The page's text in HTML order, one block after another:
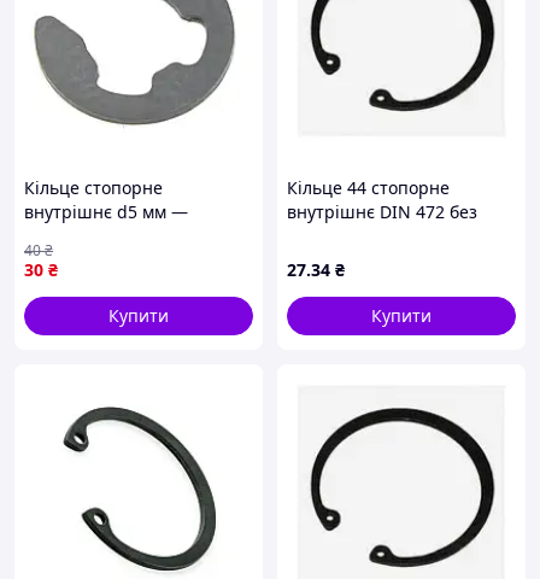
Кільце стопорне
внутрішнє d5 мм —
валів та осей
30 ₴
40₴
Купити
Кільце 44 стопорне
внутрішнє DIN 472 без
27.34 ₴
Купити